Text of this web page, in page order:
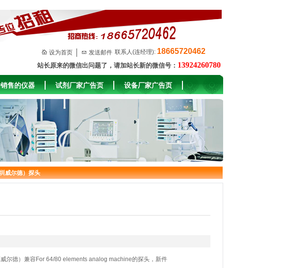
设为首页 发送邮件 联系人(连经理): 18665720462
站长原来的微信出问题了，请加站长新的微信号： 13924260780
售的仪器 试剂厂家广告页 设备厂家广告页
威尔德）探头
尔德）兼容For 64/80 elements analog machine的探头，新件